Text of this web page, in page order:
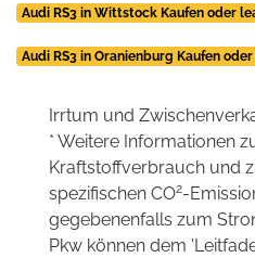
Audi RS3 in Wittstock Kaufen oder
Audi RS3 in Oranienburg Kaufen
Irrtum und
* Weitere Informationen
Kraftstoffverbrauch und
spezifischen CO2-
gegebenenfalls zum
Pkw können dem